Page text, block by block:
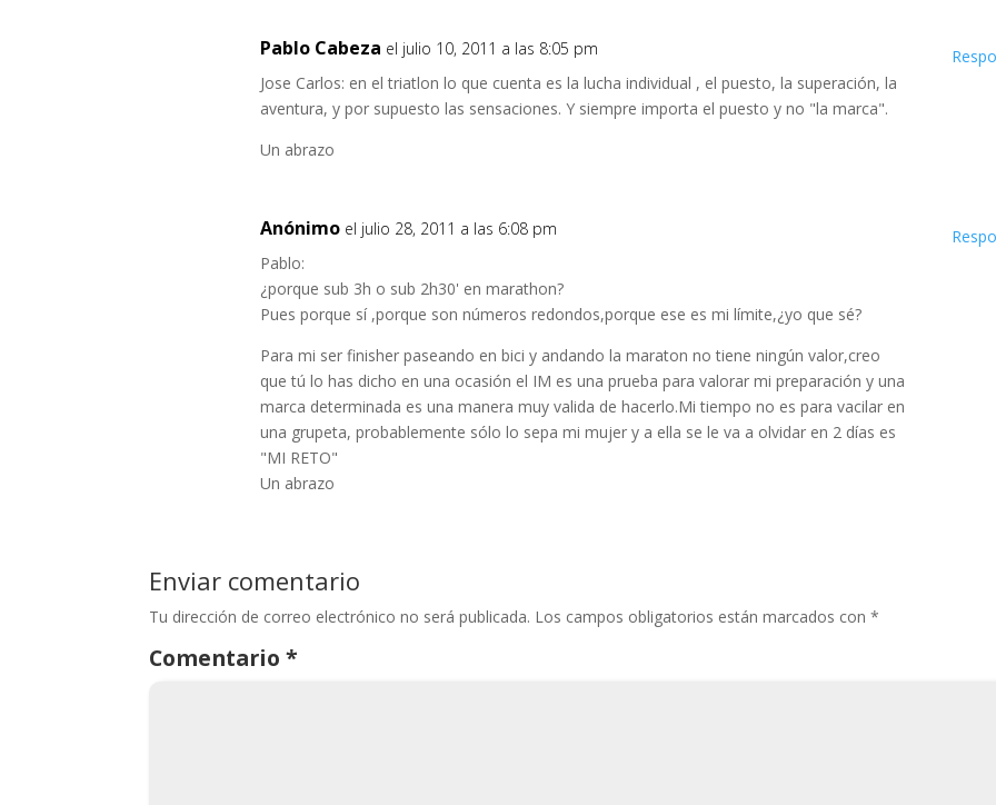
Pablo Cabeza el julio 10, 2011 a las 8:05 pm
Jose Carlos: en el triatlon lo que cuenta es la lucha individual , el puesto, la superación, la
aventura, y por supuesto las sensaciones. Y siempre importa el puesto y no "la marca".
Un abrazo
Anónimo el julio 28, 2011 a las 6:08 pm
Pablo:
¿porque sub 3h o sub 2h30' en marathon?
Pues porque sí ,porque son números redondos,porque ese es mi límite,¿yo que sé?
Para mi ser finisher paseando en bici y andando la maraton no tiene ningún valor,creo
que tú lo has dicho en una ocasión el IM es una prueba para valorar mi preparación y una
marca determinada es una manera muy valida de hacerlo.Mi tiempo no es para vacilar en
una grupeta, probablemente sólo lo sepa mi mujer y a ella se le va a olvidar en 2 días es
"MI RETO"
Un abrazo
Enviar comentario
Tu dirección de correo electrónico no será publicada. Los campos obligatorios están marcados con*
Comentario*